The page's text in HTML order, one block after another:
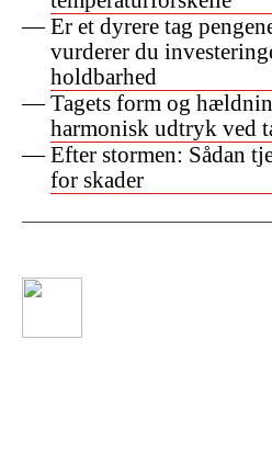
Er et dyrere tag
vurderer du
holdbarhed
Tagets form og
harmonisk udtryk ved
Efter stormen: Sådan
for skader